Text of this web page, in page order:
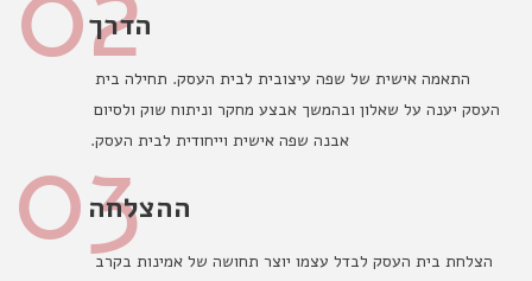
הדרך
העסק יענה על שאלון ובהמשך אבצע מחקר וניתוח שוק ולסיום
אבנה שפה אישית וייחודית לבית העסק.03
ההצלחה
הצלחת בית העסק לבדל עצמו יוצר תחושה של אמינות בקרב